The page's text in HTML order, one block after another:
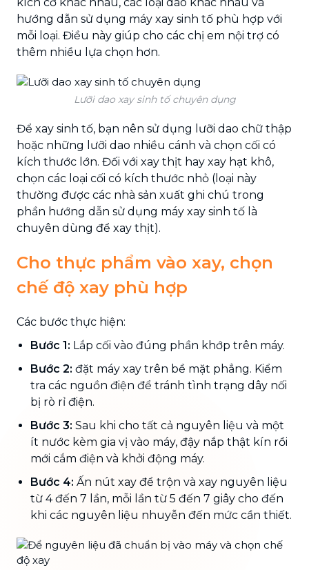
hướng dẫn sử dụng máy xay sinh tố phù hợp với
mỗi loại. Điều này giúp cho các chị em nội trợ có
thêm nhiều lựa chọn hơn.
Lưỡi dao xay sinh tố chuyên dụng
Để xay sinh tố, bạn nên sử dụng lưỡi dao chữ thập
hoặc những lưỡi dao nhiều cánh và chọn cối có
kích thước lớn. Đối với xay thịt hay xay hạt khô,
chọn các loại cối có kích thước nhỏ (loại này
thường được các nhà sản xuất ghi chú trong
phần hướng dẫn sử dụng máy xay sinh tố là
chuyên dùng để xay thịt).
Cho thực phẩm vào xay, chọn
chế độ xay phù hợp
Các bước thực hiện:
Bước 1: Lắp cối vào đúng phần khớp trên máy.
Bước 2: đặt máy xay trên bề mặt phẳng. Kiểm
tra các nguồn điện để tránh tình trạng dây nối
bị rò rỉ điện.
Bước 3: Sau khi cho tất cả nguyên liệu và một
ít nước kèm gia vị vào máy, đậy nắp thật kín rồi
mới cắm điện và khởi động máy.
Bước 4: Ấn nút xay để trộn và xay nguyên liệu
từ 4 đến 7 lần, mỗi lần từ 5 đến 7 giây cho đến
khi các nguyên liệu nhuyễn đến mức cần thiết.